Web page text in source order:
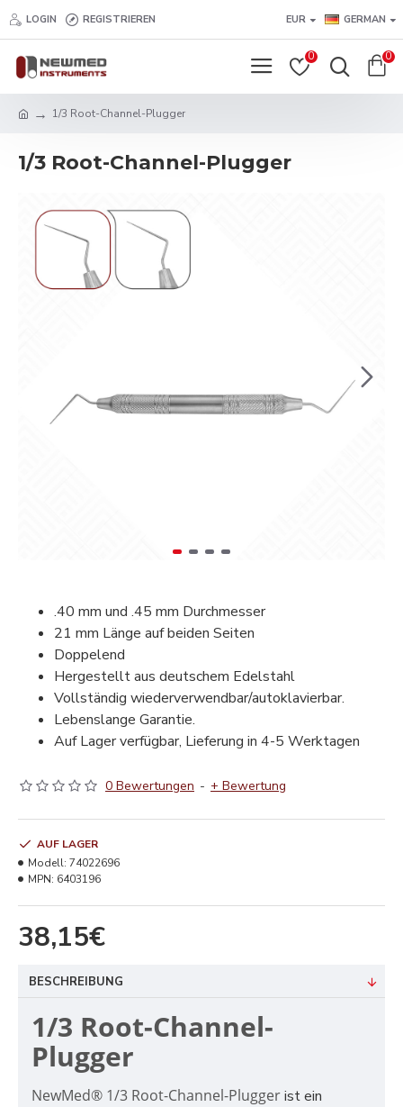
LOGIN REGISTRIEREN EUR GERMAN
0 0
1/3 Root-Channel-Plugger
1/3 Root-Channel-Plugger
.40 mm und .45 mm Durchmesser
21 mm Länge auf beiden Seiten
Doppelend
Hergestellt aus deutschem Edelstahl
Vollständig wiederverwendbar/autoklavierbar.
Lebenslange Garantie.
Auf Lager verfügbar, Lieferung in 4-5 Werktagen
0 Bewertungen - + Bewertung
38,15€
AUF LAGER
Modell: 74022696
MPN: 6403196
BESCHREIBUNG
1/3 Root-Channel-
Plugger
NewMed® 1/3 Root-Channel-Pluggerist ein